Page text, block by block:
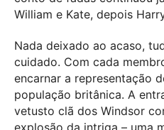
William e Kate, depois
Nada deixado ao acaso,
cuidado. Com cada
encarnar a representação
população britânica. A
vetusto clã dos Windsor
explosão da intriga – uma